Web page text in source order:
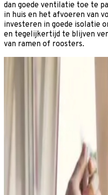
dan goede ventilatie toe te
in huis en het afvoeren van
investeren in goede isolatie
en tegelijkertijd te blijven
van ramen of roosters.